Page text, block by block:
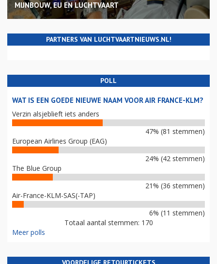
MIJNBOUW, EU EN LUCHTVAART
PARTNERS VAN LUCHTVAARTNIEUWS.NL!
POLL
WAT IS EEN GOEDE NIEUWE NAAM VOOR AIR FRANCE-KLM?
Verzin alsjeblieft iets anders
47% (81 stemmen)
European Airlines Group (EAG)
24% (42 stemmen)
The Blue Group
21% (36 stemmen)
Air-France-KLM-SAS(-TAP)
6% (11 stemmen)
Totaal aantal stemmen: 170
Meer polls